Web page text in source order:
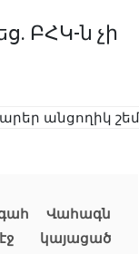
ԲՀԿ-ն չի
Վահագն
կայացած